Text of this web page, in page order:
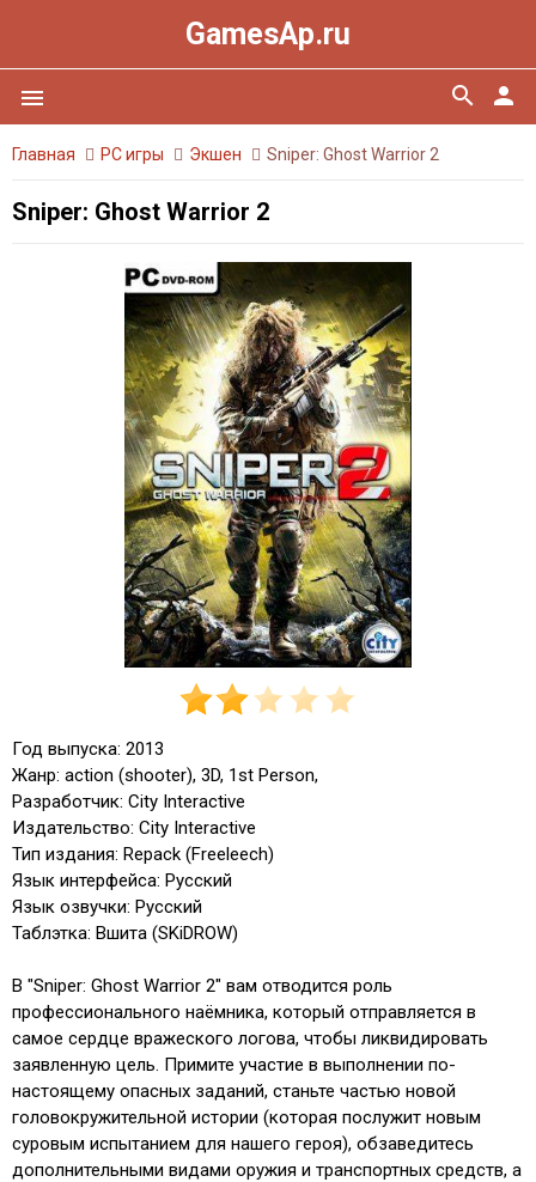
GamesAp.ru
menu person
search
Главная PC игры Экшен Sniper: Ghost Warrior 2
Sniper: Ghost Warrior 2
Год выпуска: 2013
Жанр: action (shooter), 3D, 1st Person,
Разработчик: City Interactive
Издательство: City Interactive
Тип издания: Repack (Freeleech)
Язык интерфейса: Русский
Язык озвучки: Русский
Таблэтка: Вшита (SKiDROW)
В "Sniper: Ghost Warrior 2" вам отводится роль
профессионального наёмника, который отправляется в
самое сердце вражеского логова, чтобы ликвидировать
заявленную цель. Примите участие в выполнении по-
настоящему опасных заданий, станьте частью новой
головокружительной истории (которая послужит новым
суровым испытанием для нашего героя), обзаведитесь
дополнительными видами оружия и транспортных средств, а